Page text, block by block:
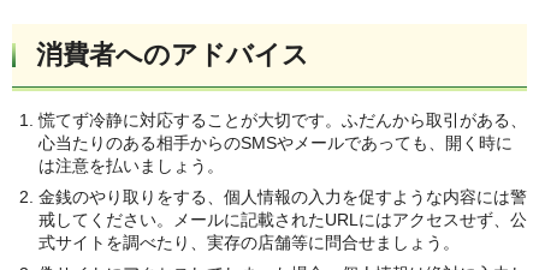
消費者へのアドバイス
慌てず冷静に対応することが大切です。ふだんから取引がある、
心当たりのある相手からのSMSやメールであっても、開く時に
は注意を払いましょう。
金銭のやり取りをする、個人情報の入力を促すような内容には警
戒してください。メールに記載されたURLにはアクセスせず、公
式サイトを調べたり、実存の店舗等に問合せましょう。